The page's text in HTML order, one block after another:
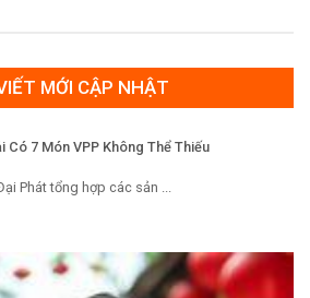
MỚI CẬP NHẬT
Có 7 Món VPP Không Thể Thiếu
Phát tổng hợp các sản ...